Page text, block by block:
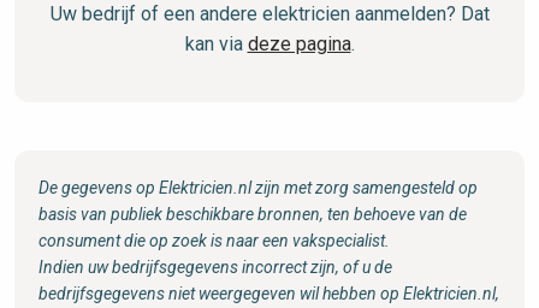
Uw bedrijf of een andere elektricien aanmelden? Dat
kan via deze pagina.
De gegevens op Elektricien.nl zijn met zorg samengesteld op
basis van publiek beschikbare bronnen, ten behoeve van de
consument die op zoek is naar een vakspecialist.
Indien uw bedrijfsgegevens incorrect zijn, of u de
bedrijfsgegevens niet weergegeven wil hebben op Elektricien.nl,